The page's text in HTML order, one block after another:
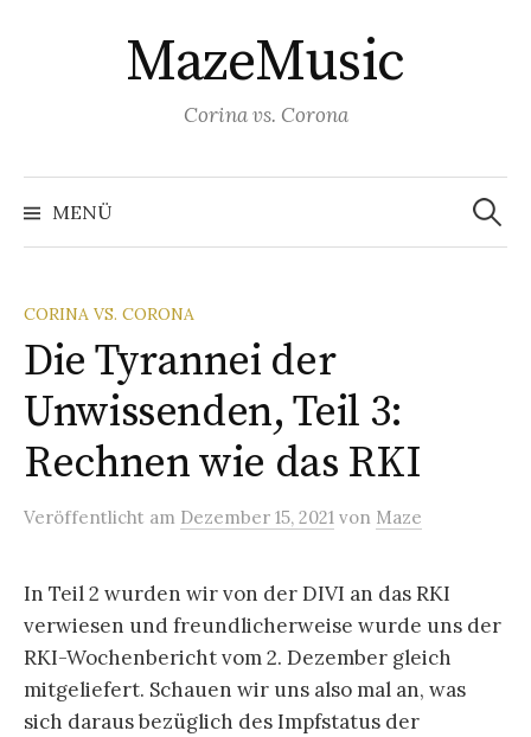
g
e
m
n
h
a
MazeMusic
Corina vs. Corona
MENÜ u
c
CORINA VS. CORONA
Die Tyrannei der
Unwissenden, Teil 3:
Rechnen wie das RKI
Veröffentlicht am Dezember 15, 2021 von Maze
In Teil 2 wurden wir von der DIVI an das RKI
verwiesen und freundlicherweise wurde uns der
RKI-Wochenbericht vom 2. Dezember gleich
mitgeliefert. Schauen wir uns also mal an, was
sich daraus bezüglich des Impfstatus der